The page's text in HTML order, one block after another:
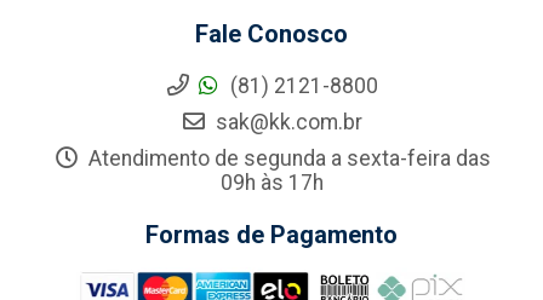
Fale Conosco
(81) 2121-8800
sak@kk.com.br
Atendimento de segunda a sexta-feira das
09h às 17h
Formas de Pagamento